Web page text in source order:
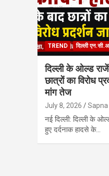
TREND दिल्ली
दिल्ली के ओल्ड
छात्रों का विरोध
मांग तेज
July 8, 2026 Sapna
नई दिल्ली: दिल्ली के
हुए दर्दनाक हादसे के…